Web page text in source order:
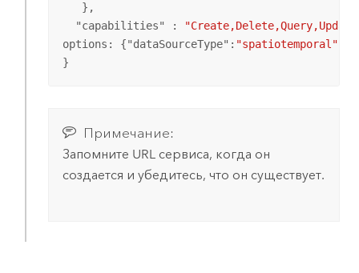
   },
  "
capabilities" :
options: {"dataSourceType": "spatiotemporal"
}
Примечание:
Запомните URL сервиса, когда он
создается и убедитесь, что он существует.